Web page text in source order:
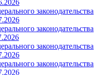
законодательства
законодательства
законодательства
законодательства